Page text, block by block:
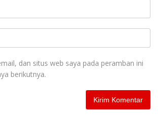
dan situs web saya pada peramban ini
berikutnya.